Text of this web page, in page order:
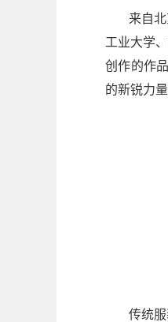
来自
工业大学
创作的作
的新锐力
传统